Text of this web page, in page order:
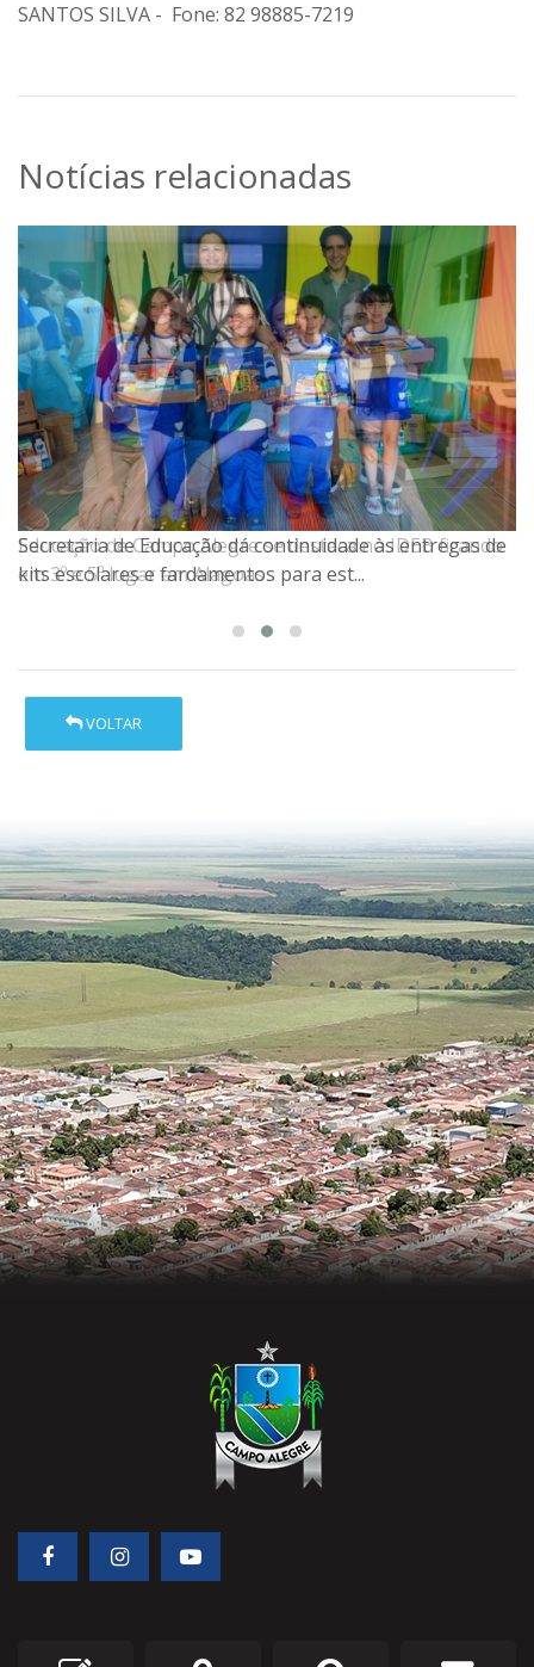
SANTOS SILVA - Fone: 82 98885-7219
Notícias relacionadas
Secretaria de Educação dá continuidade às entregas de
kits escolares e fardamentos para est...
VOLTAR